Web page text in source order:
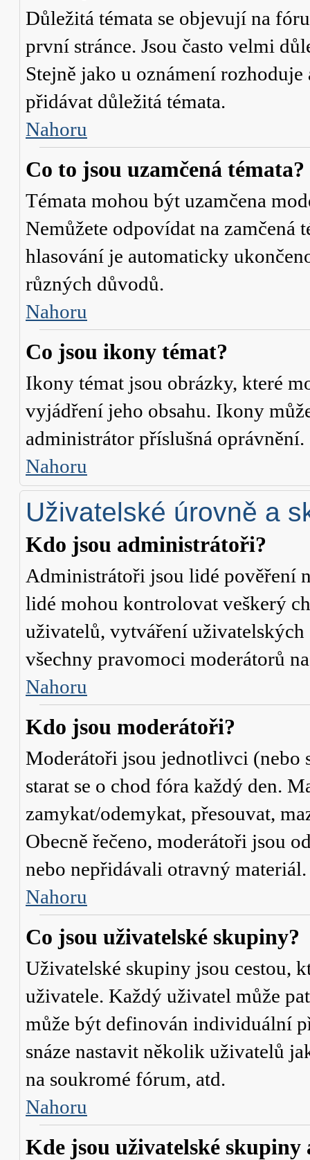
Důležitá témata se objevují na
první stránce. Jsou často velmi
Stejně jako u oznámení
přidávat důležitá témata.
Nahoru
Co to jsou uzamčená témata?
Témata mohou být uzamčena
Nemůžete odpovídat na zamčená
hlasování je automaticky
různých důvodů.
Nahoru
Co jsou ikony témat?
Ikony témat jsou obrázky, které
vyjádření jeho obsahu. Ikony
administrátor příslušná oprávnění.
Nahoru
Uživatelské úrovně a
Kdo jsou administrátoři?
Administrátoři jsou lidé pověření
lidé mohou kontrolovat veškerý
uživatelů, vytváření
všechny pravomoci moderátorů
Nahoru
Kdo jsou moderátoři?
Moderátoři jsou jednotlivci (nebo
starat se o chod fóra každý den.
zamykat/odemykat, přesouvat,
Obecně řečeno, moderátoři jsou
nebo nepřidávali otravný materiál.
Nahoru
Co jsou uživatelské skupiny?
Uživatelské skupiny jsou cestou,
uživatele. Každý uživatel může
může být definován individuální
snáze nastavit několik uživatelů
na soukromé fórum, atd.
Nahoru
Kde jsou uživatelské